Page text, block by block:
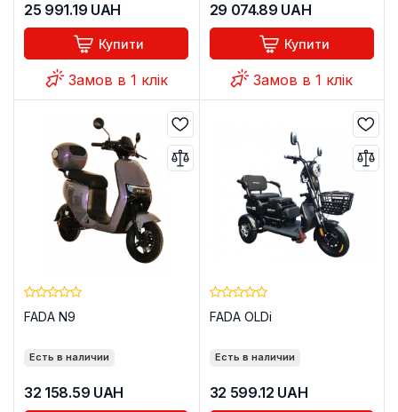
25 991.19 UAH
Купити
Замов в 1 клік
29 074.89 UAH
Купити
Замов в 1 клік
FADA N9
Есть в наличии
32 158.59 UAH
FADA OLDi
Есть в наличии
32 599.12 UAH